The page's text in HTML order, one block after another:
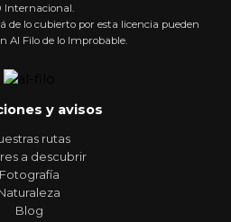
Internacional.
de lo cubierto por esta licencia pueden
Al Filo de lo Improbable.
y avisos
rutas
a descubrir
Fotografía
Blog